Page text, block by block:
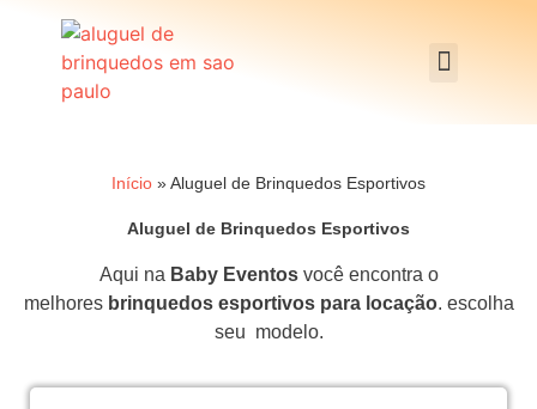
Início » Aluguel de Brinquedos Esportivos
Aluguel de Brinquedos Esportivos
Aqui na Baby Eventosvocê encontra o
melhores brinquedos esportivos para locação. escolha
seu modelo.